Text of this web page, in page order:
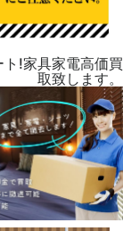
!家具家電高価買
取致します。